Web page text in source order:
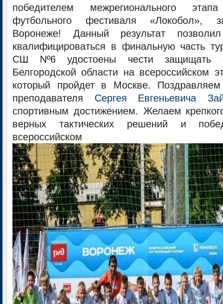
победителем межрегионального
футбольного фестиваля «Локобол»,
Воронеже! Данный результат
квалифицироваться в финальную часть
СШ Nº6 удостоены чести защищать
Белгородской области на всероссийском
который пройдет в Москве.
преподавателя Сергея Евгеньевича
спортивным достижением. Желаем
верных тактических решений и
всероссийском